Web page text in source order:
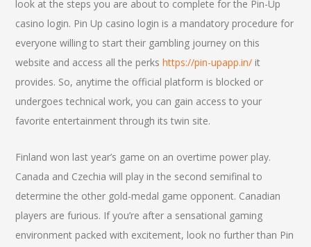
look at the steps you are about to complete for the Pin-Up
casino login. Pin Up casino login is a mandatory procedure for
everyone willing to start their gambling journey on this
website and access all the perkshttps://pin-upapp.in/ it
provides. So, anytime the official platform is blocked or
undergoes technical work, you can gain access to your
favorite entertainment through its twin site.
Finland won last year’s game on an overtime power play.
Canada and Czechia will play in the second semifinal to
determine the other gold-medal game opponent. Canadian
players are furious. If you’re after a sensational gaming
environment packed with excitement, look no further than Pin